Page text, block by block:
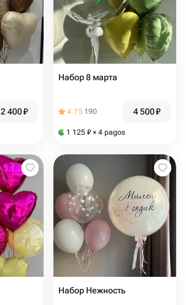
2 400₽
Набор 8 марта
4.75 190 4 500₽
1 125 ₽ × 4 pagos
Набор Нежность